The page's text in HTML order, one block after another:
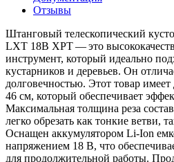
Отзывы
Штанговый телескопический
LXT 18В XPT — это
инструмент, который идеально
кустарников и деревьев. Он
долговечностью. Этот товар
46 см, который обеспечивает
Максимальная толщина реза
легко обрезать как тонкие ветви,
Оснащен аккумулятором Li-Ion
напряжением 18 В, что
для продолжительной работы.